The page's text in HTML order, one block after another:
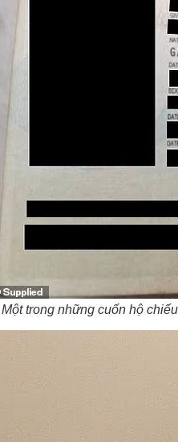
Một trong những cuốn hộ